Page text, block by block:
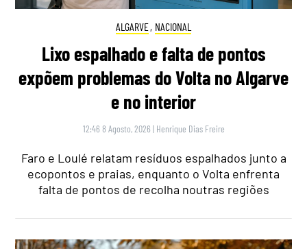
ALGARVE, NACIONAL
Lixo espalhado e falta de pontos
expõem problemas do Volta no Algarve
e no interior
12:46 8 Agosto, 2026 | Henrique Dias Freire
Faro e Loulé relatam resíduos espalhados junto a
ecopontos e praias, enquanto o Volta enfrenta
falta de pontos de recolha noutras regiões